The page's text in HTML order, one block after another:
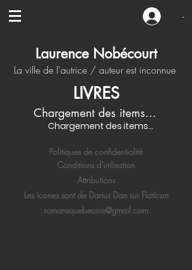
-
Laurence Nobécourt
La ville de l'autrice / auteur est inconnue
LIVRES
Chargement des items...
Chargement des items...
Politiques de confidentialité
Conditions d'utilisation
Attributions
Les icones sont de Darius Dan sur FlatIcon
romansquebecois@gmail.com